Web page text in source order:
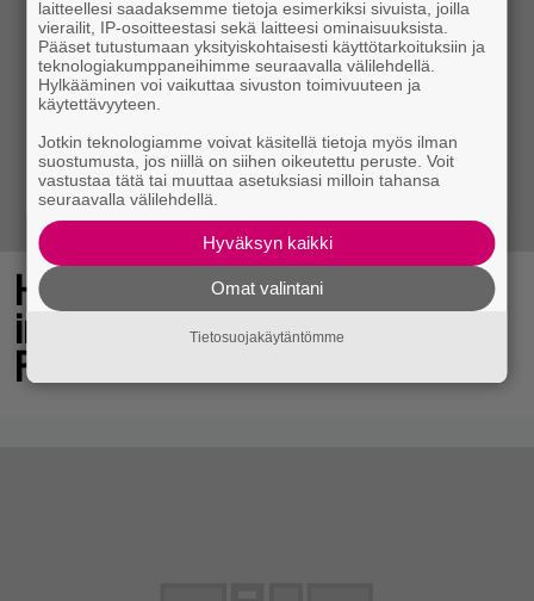
Huomiota herättävä torni ja voimakas
imuteho – arvostelussa Dreame L50s
Pro Ultra
laitteellesi saadaksemme tietoja esimerkiksi sivuista, joilla
vierailit, IP-osoitteestasi sekä laitteesi ominaisuuksista.
Pääset tutustumaan yksityiskohtaisesti käyttötarkoituksiin ja
teknologiakumppaneihimme seuraavalla välilehdellä.
Hylkääminen voi vaikuttaa sivuston toimivuuteen ja
käytettävyyteen.
Jotkin teknologiamme voivat käsitellä tietoja myös ilman
suostumusta, jos niillä on siihen oikeutettu peruste. Voit
vastustaa tätä tai muuttaa asetuksiasi milloin tahansa
seuraavalla välilehdellä.
Hyväksyn kaikki
Omat valintani
Tietosuojakäytäntömme